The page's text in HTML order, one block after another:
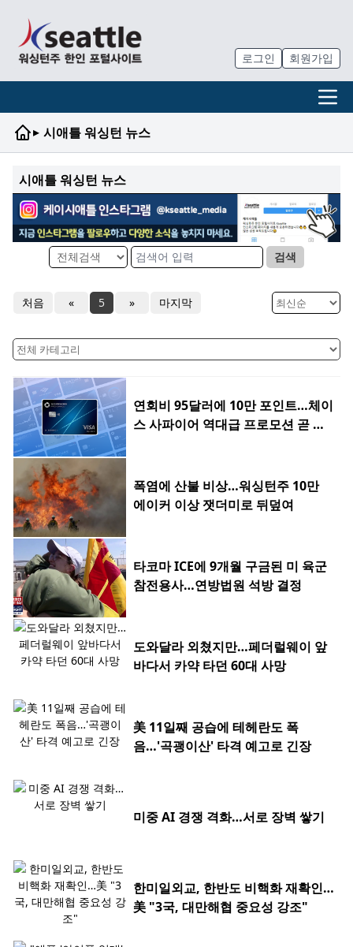
로그인 회원가입
▸ 시애틀 워싱턴 뉴스
시애틀 워싱턴 뉴스
검색
처음 « 5 » 마지막
연회비 95달러에 10만 포인트…체이
스 사파이어 역대급 프로모션 곧 종
폭염에 산불 비상…워싱턴주 10만
에이커 이상 잿더미로 뒤덮여
타코마 ICE에 9개월 구금된 미 육군
참전용사…연방법원 석방 결정
도와달라 외쳤지만…페더럴웨이 앞
바다서 카약 타던 60대 사망
美 11일째 공습에 테헤란도 폭
음…'곡괭이산' 타격 예고로 긴장
미중 AI 경쟁 격화…서로 장벽 쌓기
한미일외교, 한반도 비핵화 재확인…
美 "3국, 대만해협 중요성 강조"